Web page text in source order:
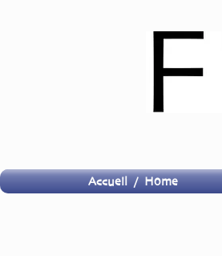
Accueil / Home